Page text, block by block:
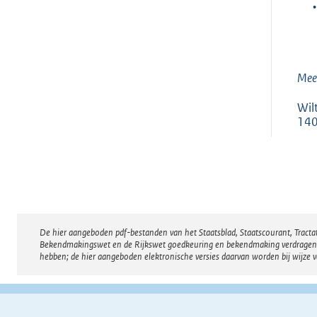
•
Disclaimer
De hier aangeboden pdf-bestanden van het Staatsblad, Staatscourant,
Bekendmakingswet en de Rijkswet goedkeuring en bekendmaking
hebben; de hier aangeboden elektronische versies daarvan worden bij wijze